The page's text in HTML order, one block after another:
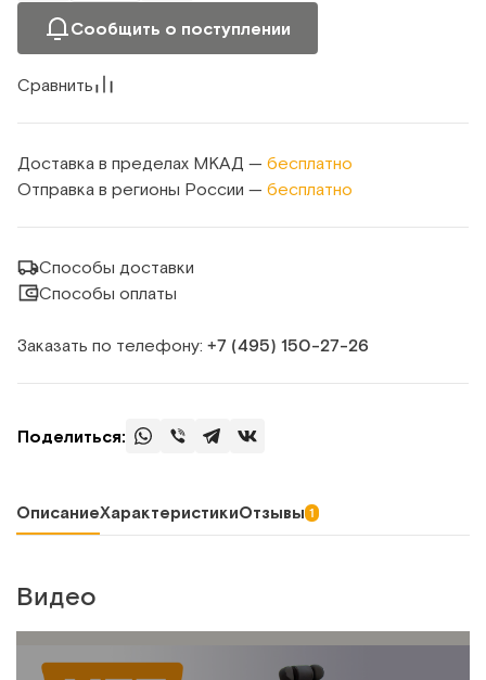
Сообщить о поступлении
Сравнить
Доставка в пределах МКАД — бесплатно
Отправка в регионы России — бесплатно
Способы доставки
Способы оплаты
Заказать по телефону: +7 (495) 150‑27‑26
Поделиться:
ОписаниеХарактеристикиОтзывы 1
Видео